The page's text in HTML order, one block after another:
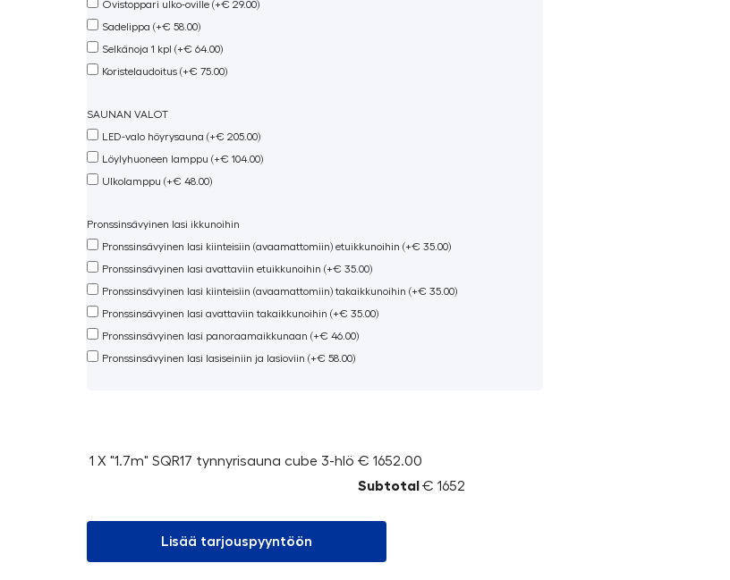
Ovistoppari ulko-oville (+€ 29.00)
Sadelippa (+€ 58.00)
Selkänoja 1 kpl (+€ 64.00)
Koristelaudoitus (+€ 75.00)
SAUNAN VALOT
LED-valo höyrysauna (+€ 205.00)
Löylyhuoneen lamppu (+€ 104.00)
Ulkolamppu (+€ 48.00)
Pronssinsävyinen lasi ikkunoihin
Pronssinsävyinen lasi kiinteisiin (avaamattomiin) etuikkunoihin (+€ 35.00)
Pronssinsävyinen lasi avattaviin etuikkunoihin (+€ 35.00)
Pronssinsävyinen lasi kiinteisiin (avaamattomiin) takaikkunoihin (+€ 35.00)
Pronssinsävyinen lasi avattaviin takaikkunoihin (+€ 35.00)
Pronssinsävyinen lasi panoraamaikkunaan (+€ 46.00)
Pronssinsävyinen lasi lasiseiniin ja lasioviin (+€ 58.00)
1 X "1.7m" SQR17 tynnyrisauna cube 3-hlö € 1652.00
Subtotal € 1652
Lisää tarjouspyyntöön